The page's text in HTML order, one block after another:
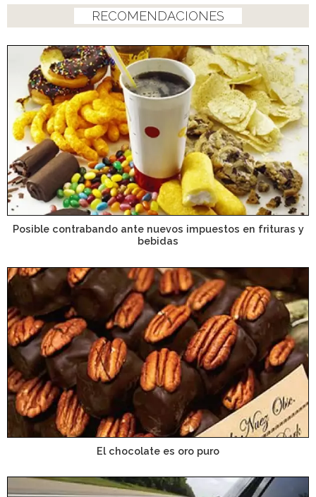
RECOMENDACIONES
Posible contrabando ante nuevos impuestos en frituras y
bebidas
El chocolate es oro puro